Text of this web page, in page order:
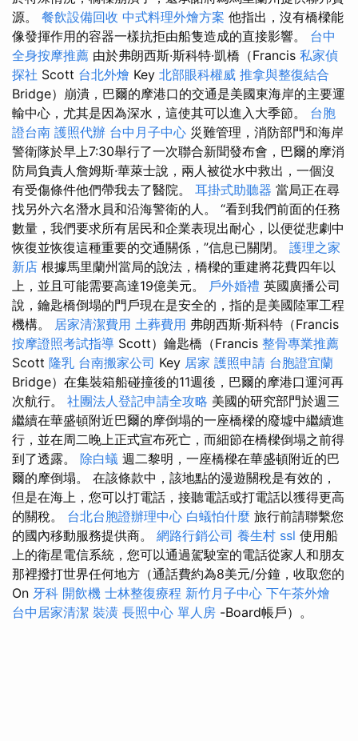
源。 餐飲設備回收 中式料理外燴方案 他指出，沒有橋樑能
像發揮作用的容器一樣抗拒由船隻造成的直接影響。 台中
全身按摩推薦 由於弗朗西斯·斯科特·凱橋（Francis 私家偵
探社 Scott 台北外燴 Key 北部眼科權威 推拿與整復結合
Bridge）崩潰，巴爾的摩港口的交通是美國東海岸的主要運
輸中心，尤其是因為深水，這使其可以進入大季節。 台胞
證台南 護照代辦 台中月子中心 災難管理，消防部門和海岸
警衛隊於早上7:30舉行了一次聯合新聞發布會，巴爾的摩消
防局負責人詹姆斯·華萊士說，兩人被從水中救出，一個沒
有受傷條件他們帶我去了醫院。 耳掛式助聽器 當局正在尋
找另外六名潛水員和沿海警衛的人。 “看到我們前面的任務
數量，我們要求所有居民和企業表現出耐心，以便從悲劇中
恢復並恢復這種重要的交通關係，”信息已關閉。 護理之家
新店 根據馬里蘭州當局的說法，橋樑的重建將花費四年以
上，並且可能需要高達19億美元。 戶外婚禮 英國廣播公司
說，鑰匙橋倒塌的門戶現在是安全的，指的是美國陸軍工程
機構。 居家清潔費用 土葬費用 弗朗西斯·斯科特（Francis
按摩證照考試指導 Scott）鑰匙橋（Francis 整骨專業推薦
Scott 隆乳 台南搬家公司 Key 居家 護照申請 台胞證宜蘭
Bridge）在集裝箱船碰撞後的11週後，巴爾的摩港口運河再
次航行。 社團法人登記申請全攻略 美國的研究部門於週三
繼續在華盛頓附近巴爾的摩倒塌的一座橋樑的廢墟中繼續進
行，並在周二晚上正式宣布死亡，而細節在橋樑倒塌之前得
到了透露。 除白蟻 週二黎明，一座橋樑在華盛頓附近的巴
爾的摩倒塌。 在該條款中，該地點的漫遊關稅是有效的，
但是在海上，您可以打電話，接聽電話或打電話以獲得更高
的關稅。 台北台胞證辦理中心 白蟻怕什麼 旅行前請聯繫您
的國內移動服務提供商。 網路行銷公司 養生村 ssl 使用船
上的衛星電信系統，您可以通過駕駛室的電話從家人和朋友
那裡撥打世界任何地方（通話費約為8美元/分鐘，收取您的
On 牙科 開飲機 士林整復療程 新竹月子中心 下午茶外燴
台中居家清潔 裝潢 長照中心 單人房 -Board帳戶）。